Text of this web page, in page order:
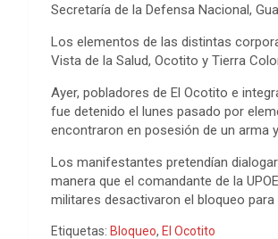
Secretaría de la Defensa Nacional,
Los elementos de las distintas
Vista de la Salud, Ocotito y Tierra
Ayer, pobladores de El Ocotito e
fue detenido el lunes pasado por
encontraron en posesión de un arma
Los manifestantes pretendían
manera que el comandante de la
militares desactivaron el bloqueo para
Etiquetas: Bloqueo, El Ocotito